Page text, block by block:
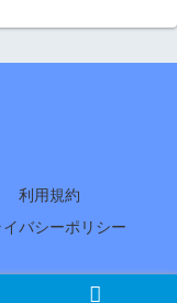
利用規約
イバシーポリシー
森から～